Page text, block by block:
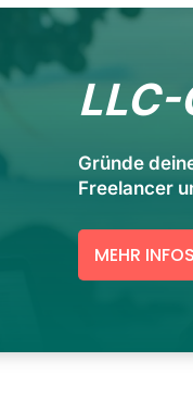
Gründe
Freelancer
MEHR INFOS